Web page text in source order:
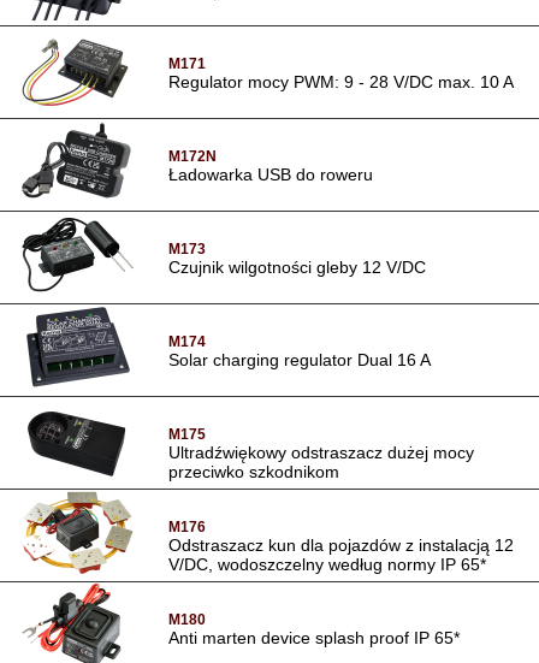
M171
Regulator mocy PWM: 9 - 28 V/DC max. 10 A
M172N
Ładowarka USB do roweru
M173
Czujnik wilgotności gleby 12 V/DC
M174
Solar charging regulator Dual 16 A
M175
Ultradźwiękowy odstraszacz dużej mocy
przeciwko szkodnikom
M176
Odstraszacz kun dla pojazdów z instalacją 12
V/DC, wodoszczelny według normy IP 65*
M180
Anti marten device splash proof IP 65*